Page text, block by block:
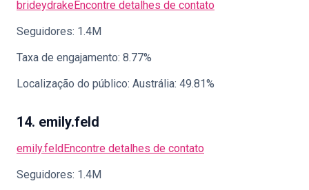
brideydrakeEncontre detalhes de contato
Seguidores: 1.4M
Taxa de engajamento: 8.77%
Localização do público: Austrália: 49.81%
14. emily.feld
emily.feldEncontre detalhes de contato
Seguidores: 1.4M